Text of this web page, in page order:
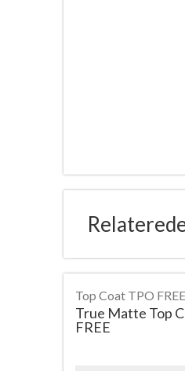
Top Coat TPO FREE
True Matte Top
FREE